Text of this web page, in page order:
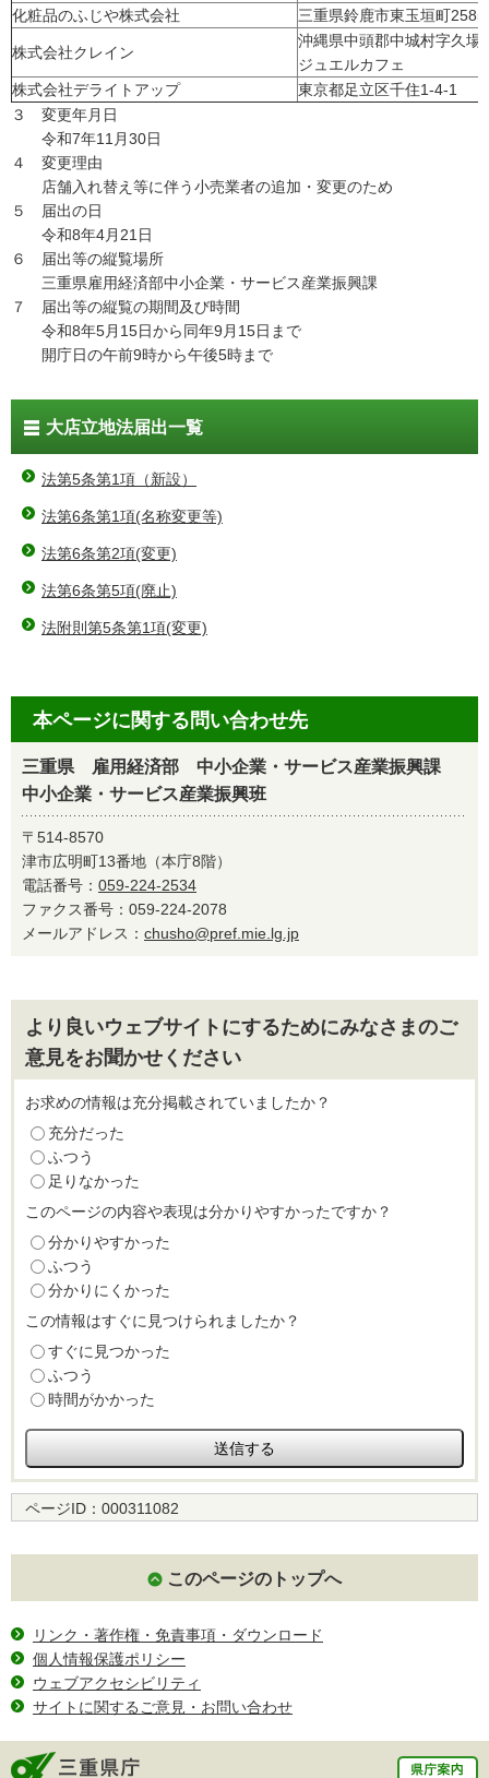
化粧品のふじや株式会社 三重県鈴鹿市東玉垣町
株式会社クレイン
沖縄県中頭郡中城村字久場
ジュエルカフェ
株式会社デライトアップ
東京都足立区千住1-4-1
３ 変更年月日
令和7年11月30日
４ 変更理由
店舗入れ替え等に伴う小売業者の追加・変更のため
５ 届出の日
令和8年4月21日
６ 届出等の縦覧場所
三重県雇用経済部中小企業・サービス産業振興課
７ 届出等の縦覧の期間及び時間
令和8年5月15日から同年9月15日まで
開庁日の午前9時から午後5時まで
大店立地法届出一覧
法第5条第1項（新設）
法第6条第1項(名称変更等)
法第6条第2項(変更)
法第6条第5項(廃止)
法附則第5条第1項(変更)
本ページに関する問い合わせ先
三重県 雇用経済部 中小企業・サービス産業振興課
中小企業・サービス産業振興班
〒514-8570
津市広明町13番地（本庁8階）
電話番号： 059-224-2534
ファクス番号：059-224-2078
メールアドレス： chusho@pref.mie.lg.jp
より良いウェブサイトにするためにみなさまのご
意見をお聞かせください
お求めの情報は充分掲載されていましたか？
充分だった
ふつう
足りなかった
このページの内容や表現は分かりやすかったですか？
分かりやすかった
ふつう
分かりにくかった
この情報はすぐに見つけられましたか？
すぐに見つかった
ふつう
時間がかかった
ページID： 000311082
このページのトップへ
リンク・著作権・免責事項・ダウンロード
個人情報保護ポリシー
ウェブアクセシビリティ
サイトに関するご意見・お問い合わせ